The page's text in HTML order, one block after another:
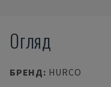
Огляд
БРЕНД: HURCO